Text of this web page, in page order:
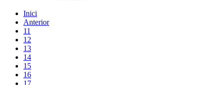
Inici
Anterior
11
12
13
14
15
16
17